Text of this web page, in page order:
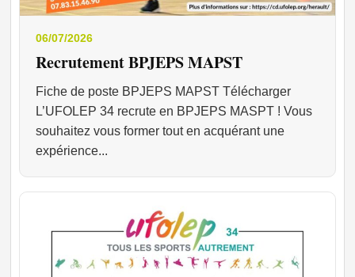
06/07/2026
Recrutement BPJEPS MAPST
Fiche de poste BPJEPS MAPST Télécharger
L’UFOLEP 34 recrute en BPJEPS MASPT ! Vous
souhaitez vous former tout en acquérant une
expérience...